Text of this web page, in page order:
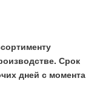
Срок
дней с момента